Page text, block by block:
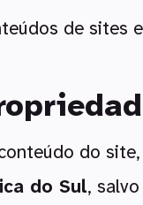
de sites
do
do Sul,